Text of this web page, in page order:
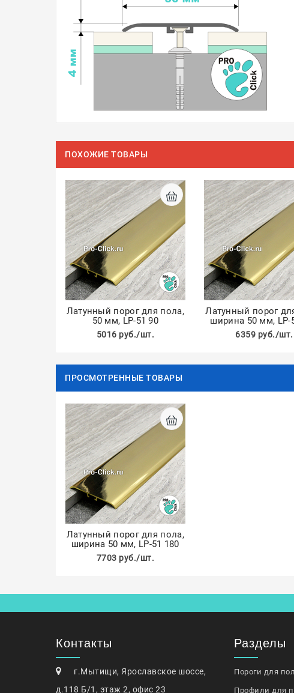
ПОХОЖИЕ ТОВАРЫ
Латунный порог для пола,
50 мм, LP-51 90
5016 руб./шт.
Латунный порог
ширина 50 мм, LP-
6359 руб./шт.
ПРОСМОТРЕННЫЕ ТОВАРЫ
Латунный порог для пола,
ширина 50 мм, LP-51 180
7703 руб./шт.
Контакты
г.Мытищи, Ярославское шоссе,
д.118 Б/1, этаж 2, офис 23
Разделы
Пороги для
Профили для